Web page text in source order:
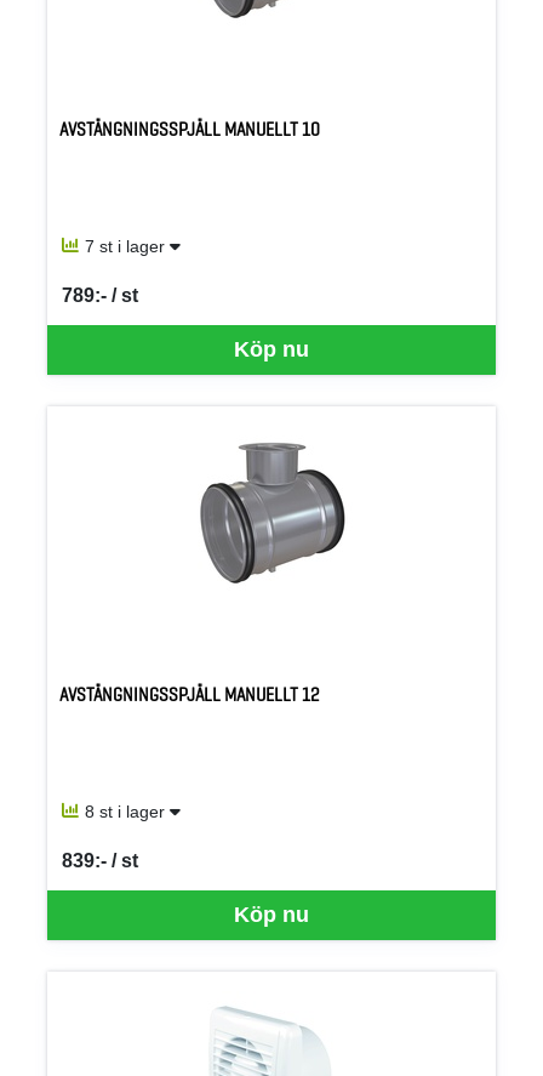
AVSTÄNGNINGSSPJÄLL MANUELLT 10
7 st i lager
Köp nu
789:- / st
SEK per ST
AVSTÄNGNINGSSPJÄLL MANUELLT 12
8 st i lager
Köp nu
839:- / st
SEK per ST